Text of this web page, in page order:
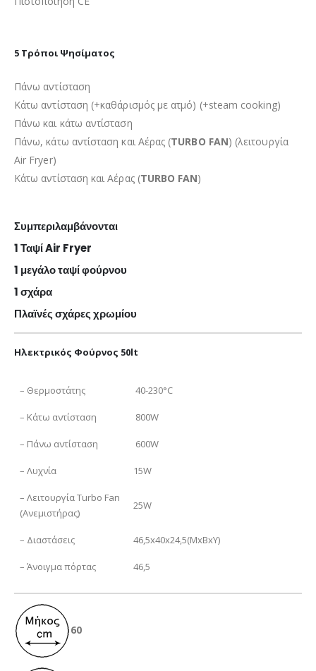
5 Τρόποι Ψησίματος
Πάνω αντίσταση
Κάτω αντίσταση (+καθάρισμός με ατμό) (+steam cooking)
Πάνω και κάτω αντίσταση
Πάνω, κάτω αντίσταση και Αέρας (TURBO FAN) (λειτουργία
Air Fryer)
Κάτω αντίσταση και Αέρας (TURBO FAN)
Συμπεριλαμβάνονται
1 Ταψί Air Fryer
1 μεγάλο ταψί φούρνου
1 σχάρα
Πλαϊνές σχάρες χρωμίου
Ηλεκτρικός Φούρνος 50lt
– Θερμοστάτης 40-230°C
– Κάτω αντίσταση 800W
– Πάνω αντίσταση 600W
– Λυχνία 15W
– Λειτουργία Turbo Fan
(Ανεμιστήρας)
25W
– Διαστάσεις 46,5x40x24,5(ΜxBxY)
– Άνοιγμα πόρτας 46,5
60